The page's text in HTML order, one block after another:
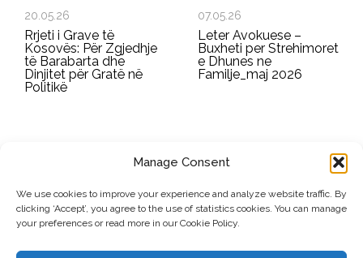
Manage Consent
We use cookies to improve your experience and analyze website traffic. By
clicking ‘Accept’, you agree to the use of statistics cookies. You can manage
your preferences or read more in our Cookie Policy.
20.05.26
Rrjeti i Grave të
Kosovës: Për Zgjedhje
të Barabarta dhe
Dinjitet për Gratë në
Politikë
07.05.26
Leter Avokuese –
Buxheti per Strehimoret
e Dhunes ne
Familje_maj 2026
Dërgo